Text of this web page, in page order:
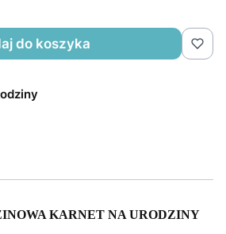
do koszyka
KARNET NA URODZINY